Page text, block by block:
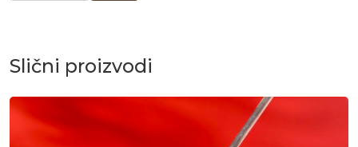
Slični proizvodi